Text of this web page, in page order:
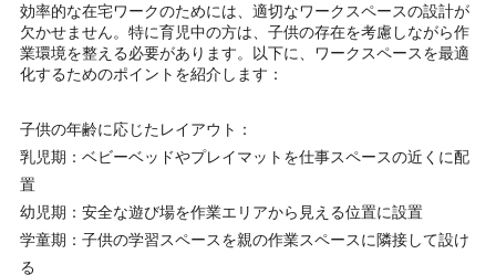
効率的な在宅ワークのためには、適切なワークスペースの設計が
欠かせません。特に育児中の方は、子供の存在を考慮しながら作
業環境を整える必要があります。以下に、ワークスペースを最適
化するためのポイントを紹介します：
子供の年齢に応じたレイアウト：
乳児期：ベビーベッドやプレイマットを仕事スペースの近くに配
置
幼児期：安全な遊び場を作業エリアから見える位置に設置
学童期：子供の学習スペースを親の作業スペースに隣接して設け
る